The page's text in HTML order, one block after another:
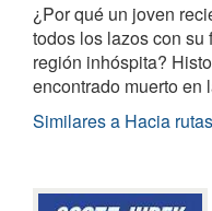
¿Por qué un joven
todos los lazos con
región inhóspita?
encontrado muerto en
Similares a Hacia